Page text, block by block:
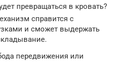
превращаться в кровать?
справится с
и сможет выдержать
передвижения или